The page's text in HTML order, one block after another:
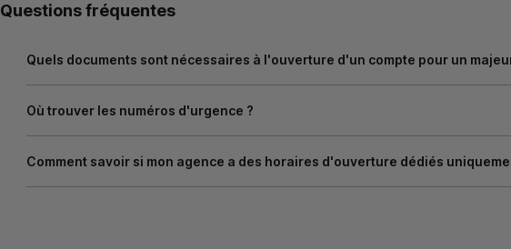
Questions fréquentes
Quels documents sont nécessaires à l'ouverture d'un compte pour un
Où trouver les numéros d'urgence ?
Comment savoir si mon agence a des horaires d'ouverture dédiés